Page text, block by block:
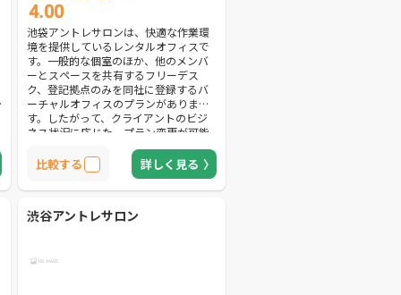
4.00
池袋アントレサロンは、快適な作業環
境を提供しているレンタルオフィスで
す。一般的な個室のほか、他のメンバ
ーとスペースを共有するフリーデス
ク、登記拠点のみを同社に登録するバ
ーチャルオフィスのプランがありま
す。したがって、クライアントのビジ
ネス状況に応じた、プラン変更が可能
です。フリーデスクには私語可能エリ
アと禁止エリアの2種類があり、個室プ
ランであればこの両方が利用できま
す。集中したいときは個室、他のメン
きは私語可能エリアと、ビジネスの状
ビジネスを行っていると、電話対応が
比較する 詳しく見る
渋谷アントレサロン